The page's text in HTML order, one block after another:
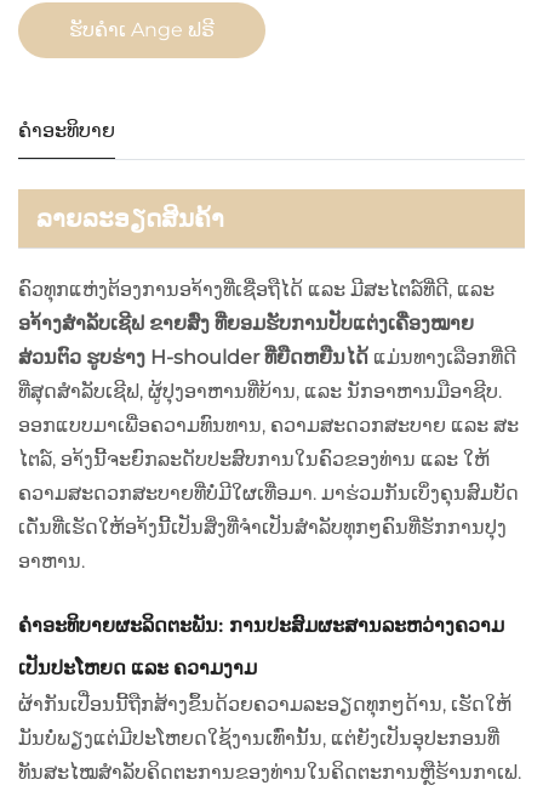
ຮັບຄຳເ Ange ຟຣີ
ຄຳອະທິບາຍ
ລາຍລະອຽດສິນຄ້າ
ຄົວທຸກແຫ່ງຕ້ອງການອາ້າງທີ່ເຊື່ອຖືໄດ້ ແລະ ມີສະໄຕລ໌ທີ່ດີ, ແລະ
ອາ້າງສຳລັບເຊີຟ ຂາຍສົ່ງ ທີ່ຍອມຮັບການປັບແຕ່ງເຄື່ອງໝາຍ
ສ່ວນຕົວ ຮູບຮ່າງ H-shoulder ທີ່ຍືດຫຍືນໄດ້ ແມ່ນທາງເລືອກທີ່ດີ
ທີ່ສຸດສຳລັບເຊີຟ, ຜູ້ປຸງອາຫານທີ່ບ້ານ, ແລະ ນັກອາຫານມືອາຊີບ.
ອອກແບບມາເພື່ອຄວາມທົນທານ, ຄວາມສະດວກສະບາຍ ແລະ ສະ
ໄຕລ໌, ອາ້ງນີ້ຈະຍົກລະດັບປະສົບການໃນຄົວຂອງທ່ານ ແລະ ໃຫ້
ຄວາມສະດວກສະບາຍທີ່ບໍ່ມີໃຜເທື່ອມາ. ມາຮ່ວມກັນເບິ່ງຄຸນສົມບັດ
ເດັ່ນທີ່ເຮັດໃຫ້ອາ້ງນີ້ເປັນສິ່ງທີ່ຈຳເປັນສຳລັບທຸກໆຄົນທີ່ຮັກການປຸງ
ອາຫານ.
ຄຳອະທິບາຍຜະລິດຕະພັນ: ການປະສົມຜະສານລະຫວ່າງຄວາມ
ເປັນປະໂຫຍດ ແລະ ຄວາມງາມ
ຜ້າກັນເປື່ອນນີ້ຖືກສ້າງຂຶ້ນດ້ວຍຄວາມລະອຽດທຸກໆດ້ານ, ເຮັດໃຫ້
ມັນບໍ່ພຽງແຕ່ມີປະໂຫຍດໃຊ້ງານເທົ່ານັ້ນ, ແຕ່ຍັງເປັນອຸປະກອນທີ່
ທັນສະໄໝສຳລັບຄິດຕະການຂອງທ່ານໃນຄິດຕະການຫຼືຮ້ານກາເຟ.